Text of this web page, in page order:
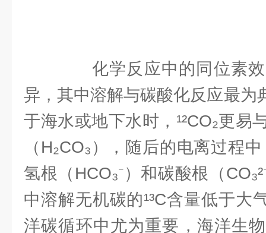
化学反应中的同位素效
异，其中溶解与碳酸化反应最为
于海水或地下水时，¹²CO₂更易
（H₂CO₃），随后的电离过程
氢根（HCO₃⁻）和碳酸根（
中溶解无机碳的¹³C含量低于大
洋碳循环中尤为重要，海洋生